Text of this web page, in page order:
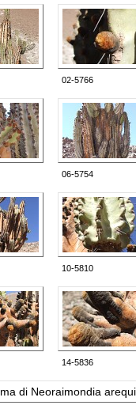
02-5766
06-5754
10-5810
14-5836